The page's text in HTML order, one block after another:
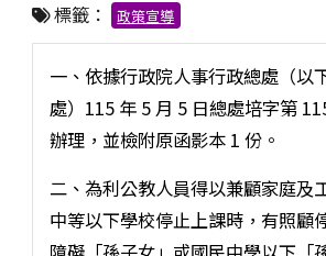
標籤： 政策宣導
一、依據行政院人事行政總處（以
處）115 年 5 月 5 日總處培字第
辦理，並檢附原函影本 1 份。
二、為利公教人員得以兼顧家庭及
中等以下學校停止上課時，有照顧